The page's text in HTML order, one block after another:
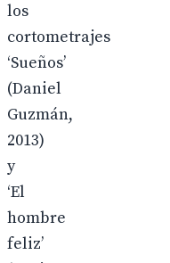
los
cortometrajes
‘Sueños’
(Daniel
Guzmán,
2013)
y
‘El
hombre
feliz’